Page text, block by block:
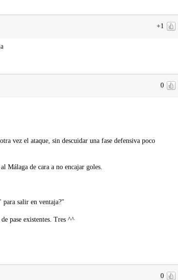
+1
0
vez el ataque, sin descuidar una fase defensiva poco
Málaga de cara a no encajar goles.
salir en ventaja?"
pase existentes. Tres ^^
0